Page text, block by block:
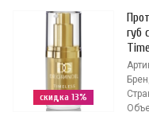
скидка 13%
губ